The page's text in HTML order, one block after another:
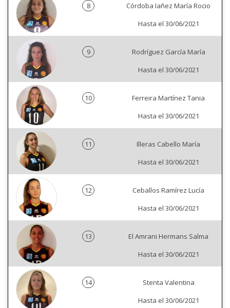
8
Córdoba Iañez María Rocio
Hasta el 30/06/2021
9
Rodríguez García María
Hasta el 30/06/2021
10
Ferreira Martínez Tania
Hasta el 30/06/2021
11
Illeras Cabello María
Hasta el 30/06/2021
12
Ceballos Ramírez Lucía
Hasta el 30/06/2021
13
El Amrani Hermans Salma
Hasta el 30/06/2021
14
Stenta Valentina
Hasta el 30/06/2021